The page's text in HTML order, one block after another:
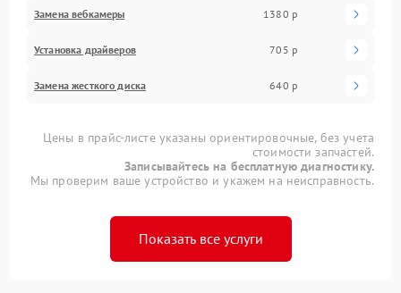
Замена вебкамеры 1380 р
Установка драйверов 705 р
Замена жесткого диска 640 р
Цены в прайс-листе указаны ориентировочные, без учета
стоимости запчастей.
Записывайтесь на бесплатную диагностику.
Мы проверим ваше устройство и укажем на неисправность.
Показать все услуги